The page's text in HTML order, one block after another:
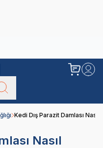
Kedi Dış Parazit Damlası Nasıl
Nasıl